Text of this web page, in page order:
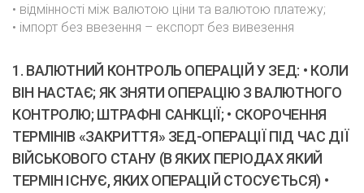
• відмінності між валютою ціни та валютою платежу;
• імпорт без ввезення – експорт без вивезення
1. ВАЛЮТНИЙ КОНТРОЛЬ ОПЕРАЦІЙ У ЗЕД: • КОЛИ
ВІН НАСТАЄ; ЯК ЗНЯТИ ОПЕРАЦІЮ З ВАЛЮТНОГО
КОНТРОЛЮ; ШТРАФНІ САНКЦІЇ; • СКОРОЧЕННЯ
ТЕРМІНІВ «ЗАКРИТТЯ» ЗЕД-ОПЕРАЦІЇ ПІД ЧАС ДІЇ
ВІЙСЬКОВОГО СТАНУ (В ЯКИХ ПЕРІОДАХ ЯКИЙ
ТЕРМІН ІСНУЄ, ЯКИХ ОПЕРАЦІЙ СТОСУЄТЬСЯ) •